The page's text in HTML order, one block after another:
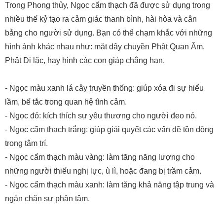
Trong Phong thủy, Ngọc cẩm thạch đã được sử dụng trong
nhiều thế kỷ tạo ra cảm giác thanh bình, hài hòa và cân
bằng cho người sử dụng. Bạn có thể chạm khắc với những
hình ảnh khác nhau như: mặt dây chuyền Phật Quan Âm,
Phật Di lặc, hay hình các con giáp chẳng hạn.
- Ngọc màu xanh lá cây truyền thống: giúp xóa đi sự hiểu
lầm, bế tắc trong quan hệ tình cảm.
- Ngọc đỏ: kích thích sự yêu thương cho người đeo nó.
- Ngọc cẩm thạch trắng: giúp giải quyết các vấn đề tồn động
trong tâm trí.
- Ngọc cẩm thạch màu vàng: làm tăng năng lượng cho
những người thiếu nghị lực, ù lì, hoặc đang bị trầm cảm.
- Ngọc cẩm thạch màu xanh: làm tăng khả năng tập trung và
ngăn chăn sự phân tâm.